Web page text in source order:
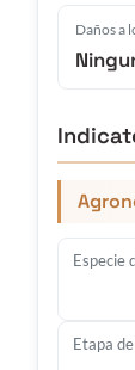
Daños a
Especie
Etapa